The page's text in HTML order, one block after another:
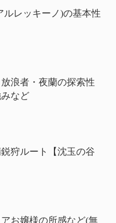
レッキーノ)の基本性
浪者・夜蘭の探索性
など
狩ルート【沈玉の谷
お嬢様の所感など(無